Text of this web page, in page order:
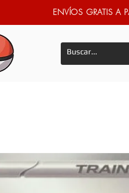
ENVÍOS GRATIS A